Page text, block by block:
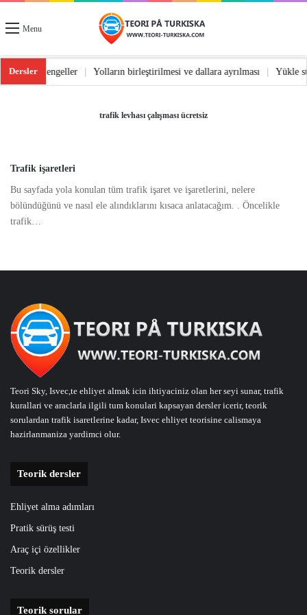
Menu
Dersler
| Yoldaki engeller Yolların birleştirilmesi ve dallara ayrılması Yükle
trafik levhası çalışması ücretsiz
Trafik işaretleri
Bu sayfada yola konulan tüm trafik işaret ve işaretlerini, nelere
bölündüğünü ve nasıl ele alındıklarını kısaca anlatacağım. . Öncelikle
trafik…
Teori Sky, Isvec,te ehliyet almak icin ihtiyaciniz olan her seyi sunar, trafik
kurallari ve araclarla ilgili tum konulari kapsayan dersler icerir, teorik
sorulardan trafik isaretlerine kadar, Isvec ehliyet teorisine calismaya
hazirlanmaniza yardimci olur.
Teorik dersler
Ehliyet alma adımları
Pratik sürüş testi
Araç içi özellikler
Teorik dersler
Teorik sorular